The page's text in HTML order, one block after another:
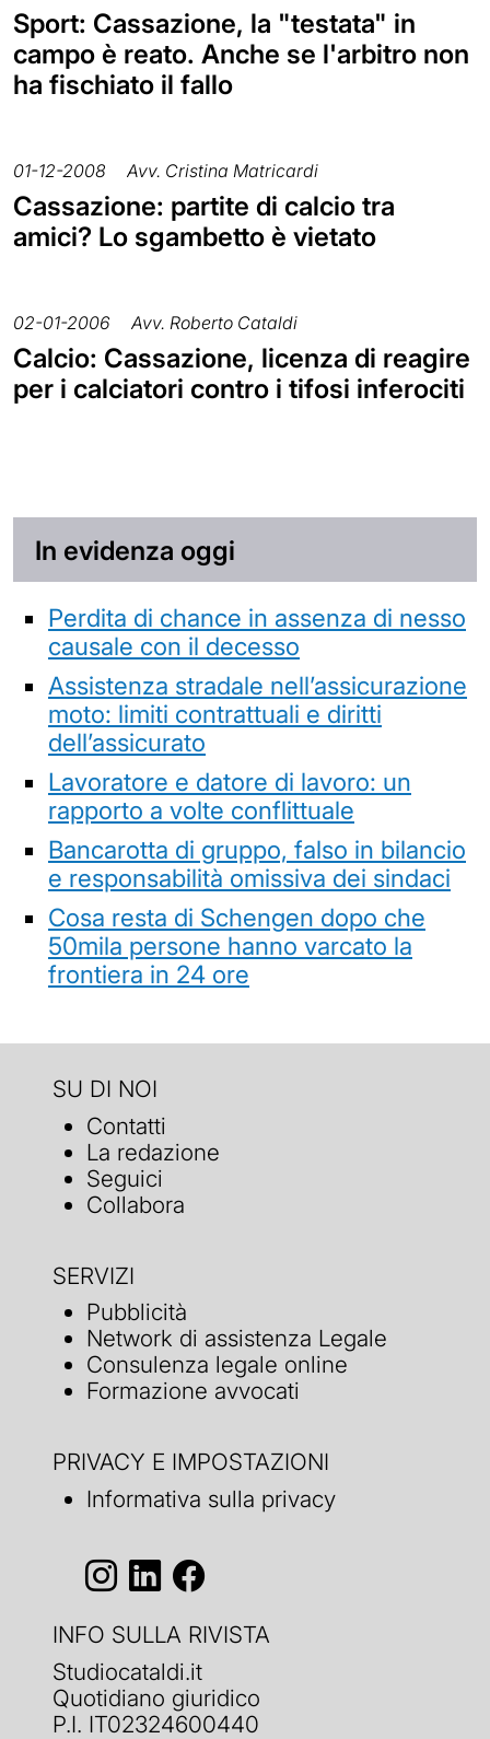
Sport: Cassazione, la "testata" in
campo è reato. Anche se l'arbitro non
ha fischiato il fallo
01-12-2008 Avv. Cristina Matricardi
Cassazione: partite di calcio tra
amici? Lo sgambetto è vietato
02-01-2006 Avv. Roberto Cataldi
Calcio: Cassazione, licenza di reagire
per i calciatori contro i tifosi inferociti
In evidenza oggi
Perdita di chance in assenza di nesso
causale con il decesso
Assistenza stradale nell’assicurazione
moto: limiti contrattuali e diritti
dell’assicurato
Lavoratore e datore di lavoro: un
rapporto a volte conflittuale
Bancarotta di gruppo, falso in bilancio
e responsabilità omissiva dei sindaci
Cosa resta di Schengen dopo che
50mila persone hanno varcato la
frontiera in 24 ore
SU DI NOI
Contatti
La redazione
Seguici
Collabora
SERVIZI
Pubblicità
Network di assistenza Legale
Consulenza legale online
Formazione avvocati
PRIVACY E IMPOSTAZIONI
Informativa sulla privacy
INFO SULLA RIVISTA
Studiocataldi.it
Quotidiano giuridico
P.I. IT02324600440